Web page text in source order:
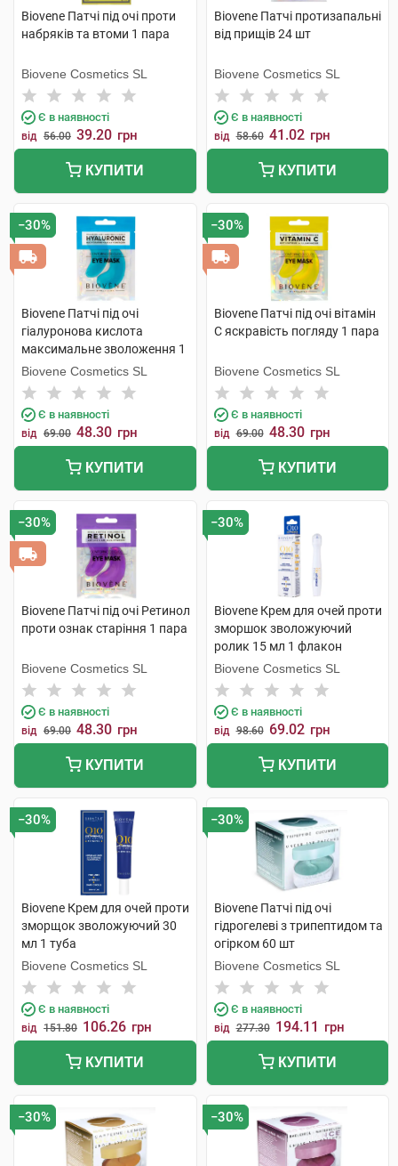
Biovene Патчі під очі проти
набряків та втоми 1 пара
Biovene Cosmetics SL
Є в наявності
від 56.00 39.20 грн
КУПИТИ
Biovene Патчі протизапальні
від прищів 24 шт
Biovene Cosmetics SL
Є в наявності
від 58.60 41.02 грн
КУПИТИ
−30%
Biovene Патчі під очі
гіалуронова кислота
максимальне зволоження 1
пара
Biovene Cosmetics SL
Є в наявності
від 69.00 48.30 грн
КУПИТИ
−30%
Biovene Патчі під очі вітамін
C яскравість погляду 1 пара
Biovene Cosmetics SL
Є в наявності
від 69.00 48.30 грн
КУПИТИ
−30%
Biovene Патчі під очі Ретинол
проти ознак старіння 1 пара
Biovene Cosmetics SL
Є в наявності
від 69.00 48.30 грн
КУПИТИ
−30%
Biovene Крем для очей проти
зморшок зволожуючий
ролик 15 мл 1 флакон
Biovene Cosmetics SL
Є в наявності
від 98.60 69.02 грн
КУПИТИ
−30%
Biovene Крем для очей проти
зморщок зволожуючий 30
мл 1 туба
Biovene Cosmetics SL
Є в наявності
від 151.80 106.26 грн
КУПИТИ
−30%
Biovene Патчі під очі
гідрогелеві з трипептидом та
огірком 60 шт
Biovene Cosmetics SL
Є в наявності
від 277.30 194.11 грн
КУПИТИ
−30% −30%